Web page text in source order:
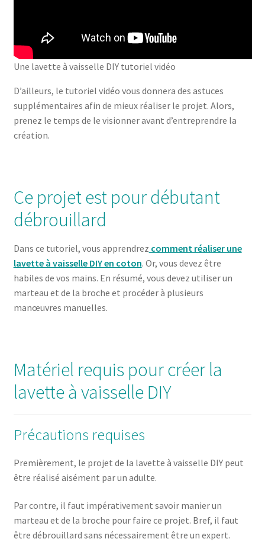
Une lavette à vaisselle DIY tutoriel vidéo
D’ailleurs, le tutoriel vidéo vous donnera des astuces
supplémentaires afin de mieux réaliser le projet. Alors,
prenez le temps de le visionner avant d’entreprendre la
création.
Ce projet est pour débutant
débrouillard
Dans ce tutoriel, vous apprendrez comment réaliser une
lavette à vaisselle DIY en coton. Or, vous devez être
habiles de vos mains. En résumé, vous devez utiliser un
marteau et de la broche et procéder à plusieurs
manœuvres manuelles.
Matériel requis pour créer la
lavette à vaisselle DIY
Précautions requises
Premièrement, le projet de la lavette à vaisselle DIY peut
être réalisé aisément par un adulte.
Par contre, il faut impérativement savoir manier un
marteau et de la broche pour faire ce projet. Bref, il faut
être débrouillard sans nécessairement être un expert.